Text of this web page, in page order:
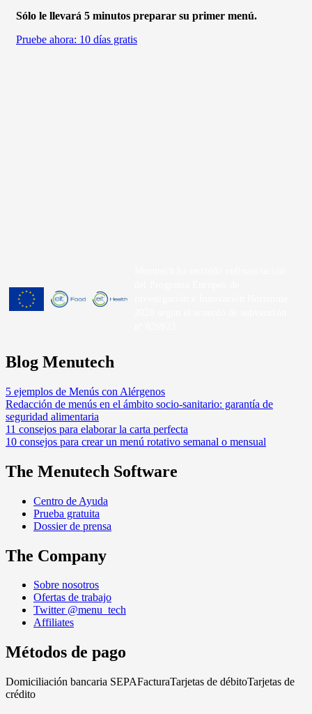
Sólo le llevará 5 minutos preparar su primer menú.
Pruebe ahora: 10 días gratis
Blog Menutech
5 ejemplos de Menús con Alérgenos
Redacción de menús en el ámbito socio-sanitario: garantía de
seguridad alimentaria
11 consejos para elaborar la carta perfecta
10 consejos para crear un menú rotativo semanal o mensual
The Menutech Software
Centro de Ayuda
Prueba gratuita
Dossier de prensa
The Company
Sobre nosotros
Ofertas de trabajo
Twitter @menu_tech
Affiliates
Métodos de pago
Domiciliación bancaria SEPAFacturaTarjetas de débitoTarjetas de
crédito